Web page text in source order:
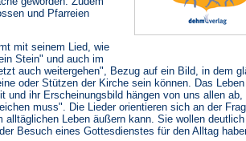
und Pfarreien
mit seinem Lied, wie
Stein" und auch im
auch weitergehen", Bezug auf ein Bild, in dem
oder Stützen der Kirche sein können. Das
und ihr Erscheinungsbild hängen von uns allen
muss". Die Lieder orientieren sich an der
alltäglichen Leben äußern kann. Sie wollen deutlich
Besuch eines Gottesdienstes für den Alltag